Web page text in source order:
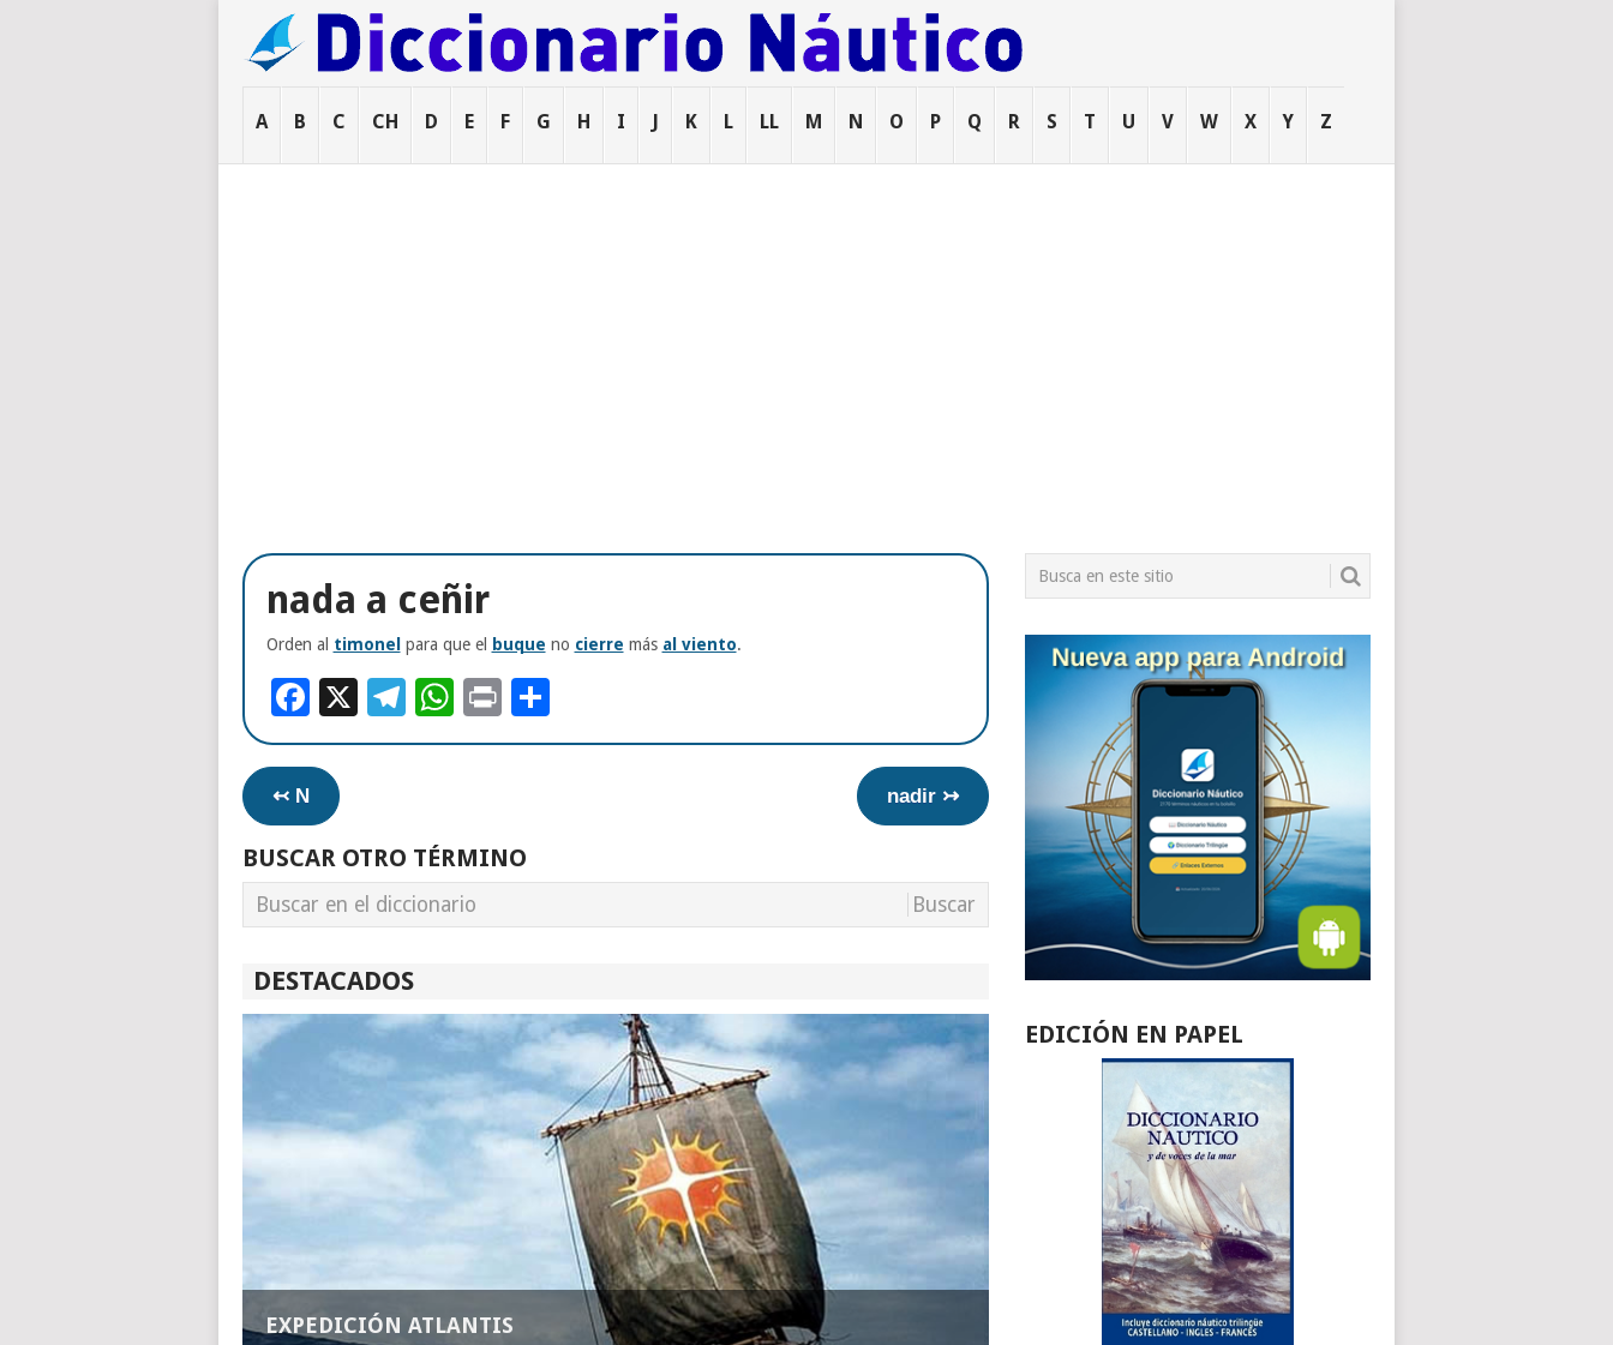
A B C CH D E F G H I J K L LL M N O P Q R S T U V W X Y Z
nada a ceñir
Orden al timonelpara que el buque no cierre más al viento.
Facebook
X Telegram
WhatsApp
PrintCompartir
↢ N nadir ↣
BUSCAR OTRO TÉRMINO
DESTACADOS
EXPEDICIÓN ATLANTIS
EDICIÓN EN PAPEL